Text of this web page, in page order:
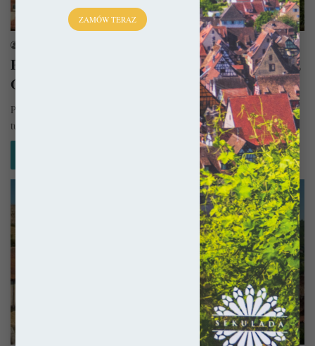
Planer Podróży
Południowa Francja – Samochodem po Owernii,
Oksytanii i Lazurowym Wybrzeżu
Południowa Francja ma w sobie to coś, dla czego ściągają tu miliony
turystów rocznie. Zapewne chodzi o słońce i morze,…
Francja
ZAMÓW TERAZ